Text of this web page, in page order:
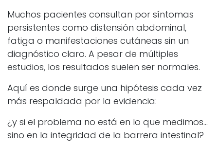
Muchos pacientes consultan por síntomas
persistentes como distensión abdominal,
fatiga o manifestaciones cutáneas sin un
diagnóstico claro. A pesar de múltiples
estudios, los resultados suelen ser normales.
Aquí es donde surge una hipótesis cada vez
más respaldada por la evidencia:
¿y si el problema no está en lo que medimos…
sino en la integridad de la barrera intestinal?